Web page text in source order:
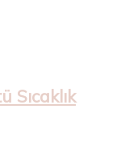
Sıcaklık